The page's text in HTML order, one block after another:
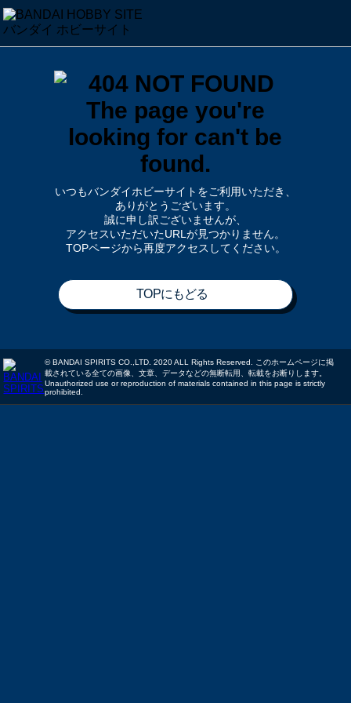
いつもバンダイホビーサイトをご利用いただき、
ありがとうございます。
誠に申し訳ございませんが、
アクセスいただいたURLが見つかりません。
TOPページから再度アクセスしてください。
TOPにもどる
© BANDAI SPIRITS CO.,LTD. 2020 ALL Rights Reserved. このホームページに掲
載されている全ての画像、文章、データなどの無断転用、転載をお断りします。
Unauthorized use or reproduction of materials contained in this page is strictly
prohibited.